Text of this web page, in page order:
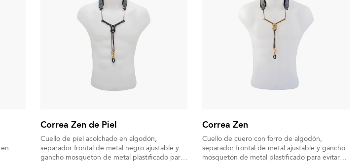
Correa Zen de Piel
Cuello de piel acolchado en algodón,
separador frontal de metal negro ajustable y
gancho mosquetón de metal plastificado para
Correa Zen
Cuello de cuero con forro de algodón,
separador frontal de metal ajustable y gancho
mosquetón de metal plastificado para evitar